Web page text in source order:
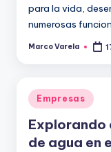
para la vida,
numerosas
Publicado
Marco Varela
Publicado
en
Empresas
de agua en